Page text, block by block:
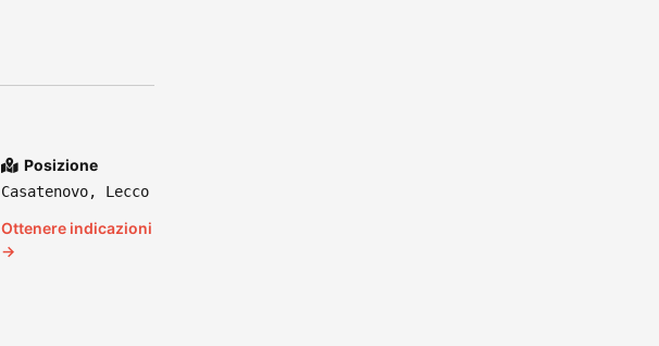
Posizione
Casatenovo, Lecco
Ottenere indicazioni
→